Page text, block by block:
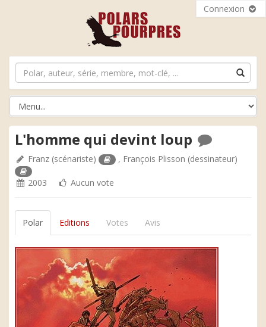
Connexion
L'homme qui devint loup
Franz (scénariste) , François Plisson (dessinateur)
2003 Aucun vote
Polar Editions Votes Avis